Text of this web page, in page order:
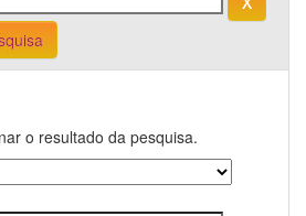
o resultado da pesquisa.